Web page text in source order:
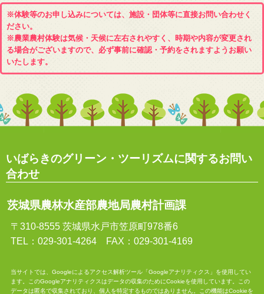
※体験等のお申し込みについては、施設・団体等に直接お問い合わせく
ださい。
※農業農村体験は気候・天候に左右されやすく、時期や内容が変更され
る場合がございますので、必ず事前に確認・予約をされますようお願い
いたします。
いばらきのグリーン・ツーリズムに関するお問い
合わせ
茨城県農林水産部農地局農村計画課
〒310-8555 茨城県水戸市笠原町978番6
TEL：029-301-4264 FAX：029-301-4169
当サイトでは、Googleによるアクセス解析ツール「Googleアナリティクス」を使用してい
ます。このGoogleアナリティクスはデータの収集のためにCookieを使用しています。この
データは匿名で収集されており、個人を特定するものではありません。この機能はCookieを